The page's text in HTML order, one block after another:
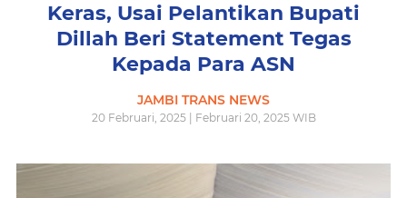
Keras, Usai Pelantikan Bupati
Dillah Beri Statement Tegas
Kepada Para ASN
JAMBI TRANS NEWS
20 Februari, 2025 | Februari 20, 2025 WIB